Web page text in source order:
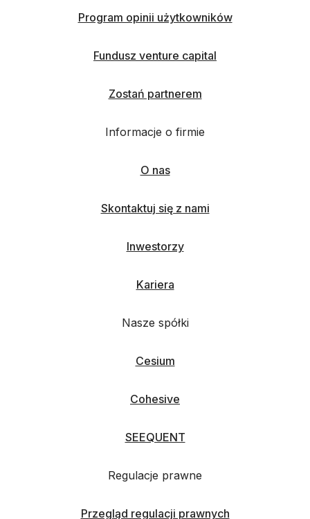
Program opinii użytkowników
Fundusz venture capital
Zostań partnerem
Informacje o firmie
O nas
Skontaktuj się z nami
Inwestorzy
Kariera
Nasze spółki
Cesium
Cohesive
SEEQUENT
Regulacje prawne
Przegląd regulacji prawnych